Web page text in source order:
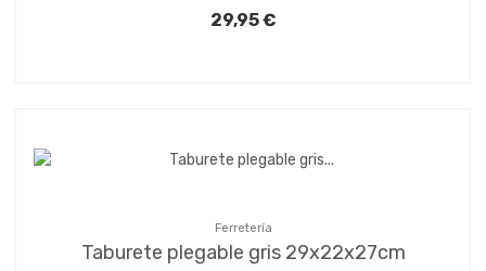
29,95 €
Ferretería
Taburete plegable gris 29x22x27cm